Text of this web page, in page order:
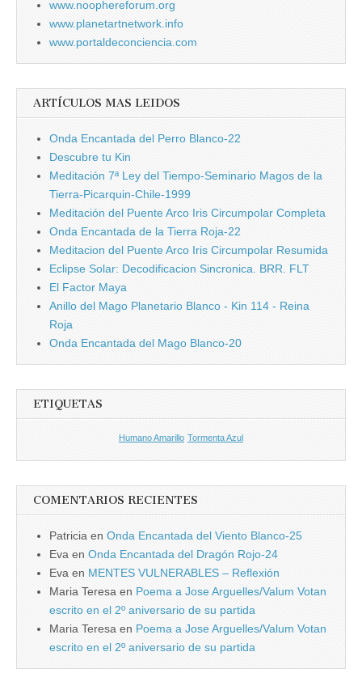
www.noophereforum.org
www.planetartnetwork.info
www.portaldeconciencia.com
ARTÍCULOS MAS LEIDOS
Onda Encantada del Perro Blanco-22
Descubre tu Kin
Meditación 7ª Ley del Tiempo-Seminario Magos de la
Tierra-Picarquin-Chile-1999
Meditación del Puente Arco Iris Circumpolar Completa
Onda Encantada de la Tierra Roja-22
Meditacion del Puente Arco Iris Circumpolar Resumida
Eclipse Solar: Decodificacion Sincronica. BRR. FLT
El Factor Maya
Anillo del Mago Planetario Blanco - Kin 114 - Reina
Roja
Onda Encantada del Mago Blanco-20
ETIQUETAS
Humano Amarillo Tormenta Azul
COMENTARIOS RECIENTES
Patricia en Onda Encantada del Viento Blanco-25
Eva en Onda Encantada del Dragón Rojo-24
Eva en MENTES VULNERABLES – Reflexión
Maria Teresa en Poema a Jose Arguelles/Valum Votan
escrito en el 2º aniversario de su partida
Maria Teresa en Poema a Jose Arguelles/Valum Votan
escrito en el 2º aniversario de su partida